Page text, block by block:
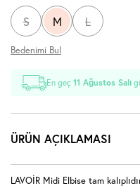
S M L
Bedenimi Bul
En geç11 Ağustos Salı
ÜRÜN AÇIKLAMASI
LAVOİR Midi Elbise tam